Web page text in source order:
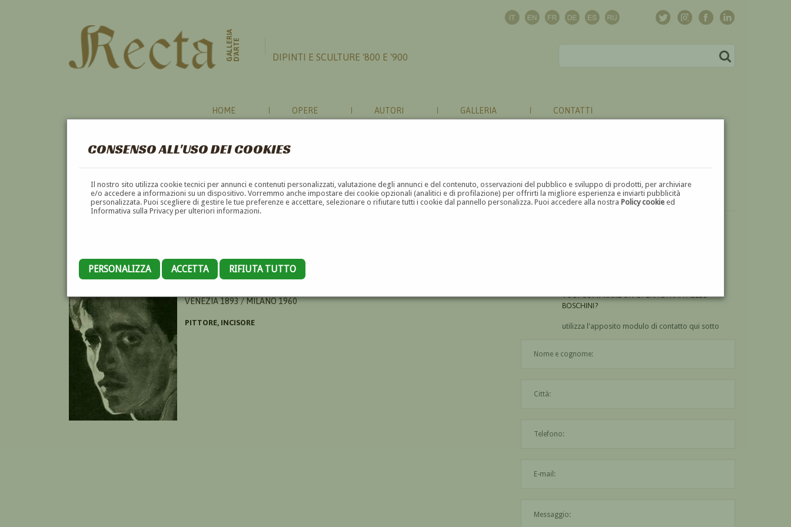
CONSENSO ALL'USO DEI COOKIES
Il nostro sito utilizza cookie tecnici per annunci e contenuti personalizzati, valutazione degli annunci e del contenuto, osservazioni del pubblico e sviluppo di prodotti, per archiviare
e/o accedere a informazioni su un dispositivo. Vorremmo anche impostare dei cookie opzionali (analitici e di profilazione) per offrirti la migliore esperienza e inviarti pubblicità
personalizzata. Puoi scegliere di gestire le tue preferenze e accettare, selezionare o rifiutare tutti i cookie dal pannello personalizza. Puoi accedere alla nostraPolicy cookie ed
Informativa sulla Privacy per ulteriori informazioni.
PERSONALIZZA ACCETTA RIFIUTA TUTTO
GALLERIAD'ARTE DIPINTI E SCULTURE '800 E '900
HOME OPERE AUTORI GALLERIA CONTATTI
RAFFAELLO BOSCHINI
VENEZIA 1893 / MILANO 1960
PITTORE, INCISORE
VUOICOMPRAREUN'OPERA DI RAFFAELLO
BOSCHINI?
utilizza l'apposito modulo di contatto qui sotto